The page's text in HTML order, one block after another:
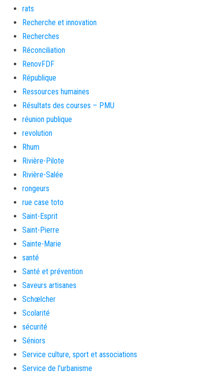
rats
Recherche et innovation
Recherches
Réconciliation
RenovFDF
République
Ressources humaines
Résultats des courses – PMU
réunion publique
revolution
Rhum
Rivière-Pilote
Rivière-Salée
rongeurs
rue case toto
Saint-Esprit
Saint-Pierre
Sainte-Marie
santé
Santé et prévention
Saveurs artisanes
Schœlcher
Scolarité
sécurité
Séniors
Service culture, sport et associations
Service de l'urbanisme